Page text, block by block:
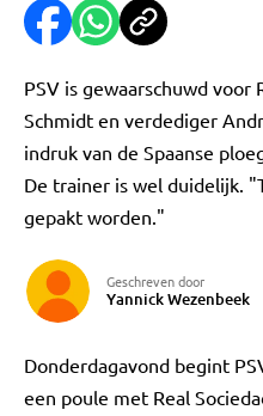
PSV is gewaarschuwd voor
Schmidt en verdediger
indruk van de Spaanse
De trainer is wel duidelijk.
gepakt worden."
Geschreven door
Yannick Wezenbeek
Donderdagavond begint
een poule met Real